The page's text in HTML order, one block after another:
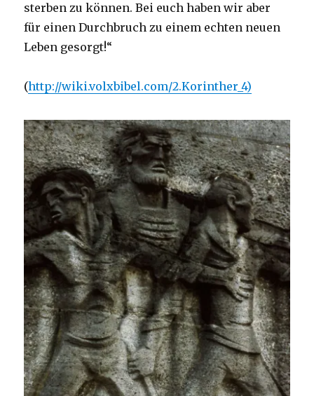
sterben zu können. Bei euch haben wir aber
für einen Durchbruch zu einem echten neuen
Leben gesorgt!“
(http://wiki.volxbibel.com/2.Korinther_4)